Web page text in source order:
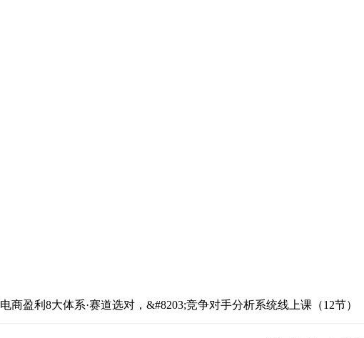
电商盈利8大体系·赛道选对，&#8203;竞争对手分析系统线上课（12节）